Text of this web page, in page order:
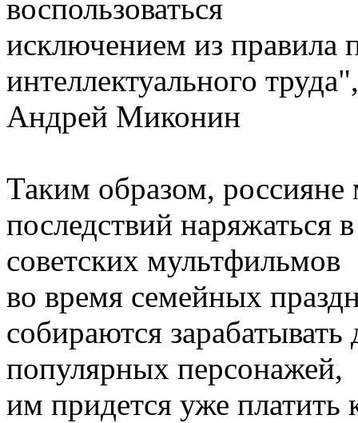
воспользоваться
исключением из правила
интеллектуального
Андрей Миконин
Таким образом, россияне
последствий наряжаться
советских мультфильмов
во время семейных
собираются
популярных персонажей,
им придется уже платить